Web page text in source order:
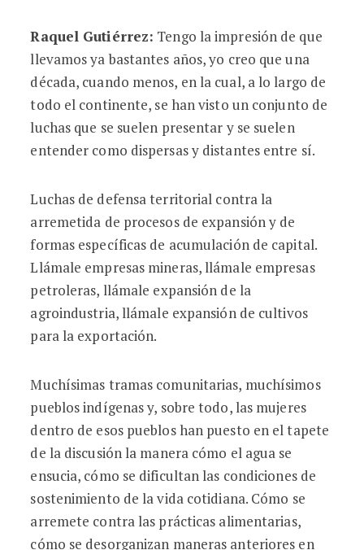
Raquel Gutiérrez: Tengo la impresión de que
llevamos ya bastantes años, yo creo que una
década, cuando menos, en la cual, a lo largo de
todo el continente, se han visto un conjunto de
luchas que se suelen presentar y se suelen
entender como dispersas y distantes entre sí.
Luchas de defensa territorial contra la
arremetida de procesos de expansión y de
formas específicas de acumulación de capital.
Llámale empresas mineras, llámale empresas
petroleras, llámale expansión de la
agroindustria, llámale expansión de cultivos
para la exportación.
Muchísimas tramas comunitarias, muchísimos
pueblos indígenas y, sobre todo, las mujeres
dentro de esos pueblos han puesto en el tapete
de la discusión la manera cómo el agua se
ensucia, cómo se dificultan las condiciones de
sostenimiento de la vida cotidiana. Cómo se
arremete contra las prácticas alimentarias,
cómo se desorganizan maneras anteriores en